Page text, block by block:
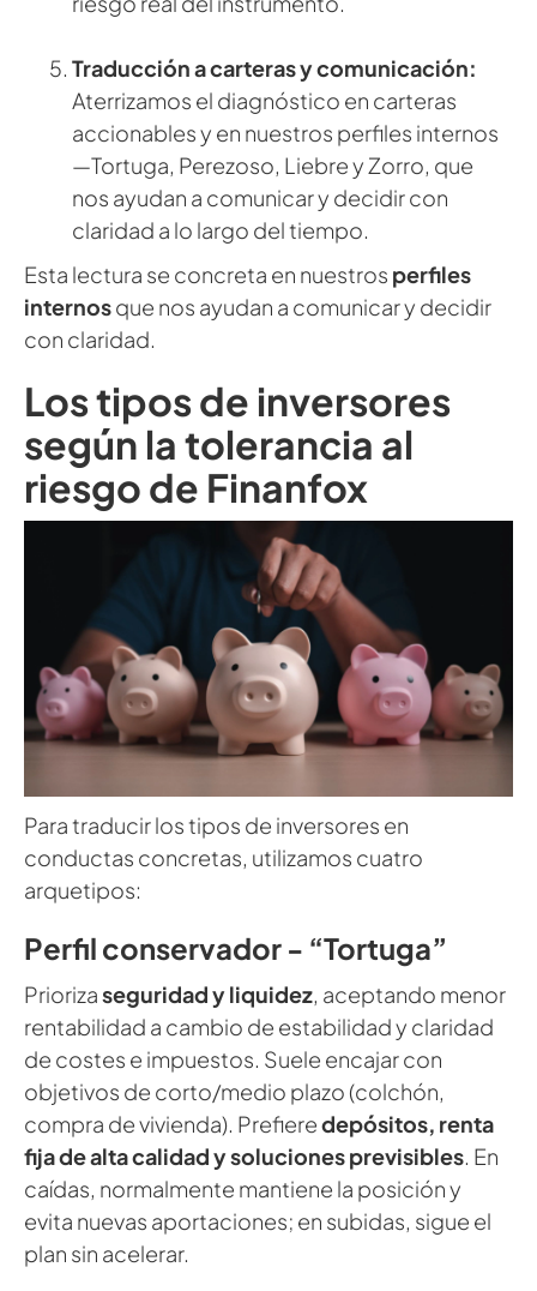
Traducción a carteras y comunicación:
Aterrizamos el diagnóstico en carteras
accionables y en nuestros perfiles internos
—Tortuga, Perezoso, Liebre y Zorro, que
nos ayudan a comunicar y decidir con
claridad a lo largo del tiempo.
Esta lectura se concreta en nuestros perfiles
internosque nos ayudan a comunicar y decidir
con claridad.
Los tipos de inversores
según la tolerancia al
riesgo de Finanfox
Para traducir los tipos de inversores en
conductas concretas, utilizamos cuatro
arquetipos:
Perfil conservador - “Tortuga”
Priorizaseguridad y liquidez , aceptando menor
rentabilidad a cambio de estabilidad y claridad
de costes e impuestos. Suele encajar con
objetivos de corto/medio plazo (colchón,
compra de vivienda). Prefieredepósitos, renta
fija de alta calidad y soluciones previsibles . En
caídas, normalmente mantiene la posición y
evita nuevas aportaciones; en subidas, sigue el
plan sin acelerar.